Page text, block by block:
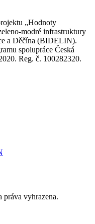
„Hodnoty
modré infrastruktury
a Děčína (BIDELIN).
spolupráce Česká
Reg. č. 100282320.
práva vyhrazena.